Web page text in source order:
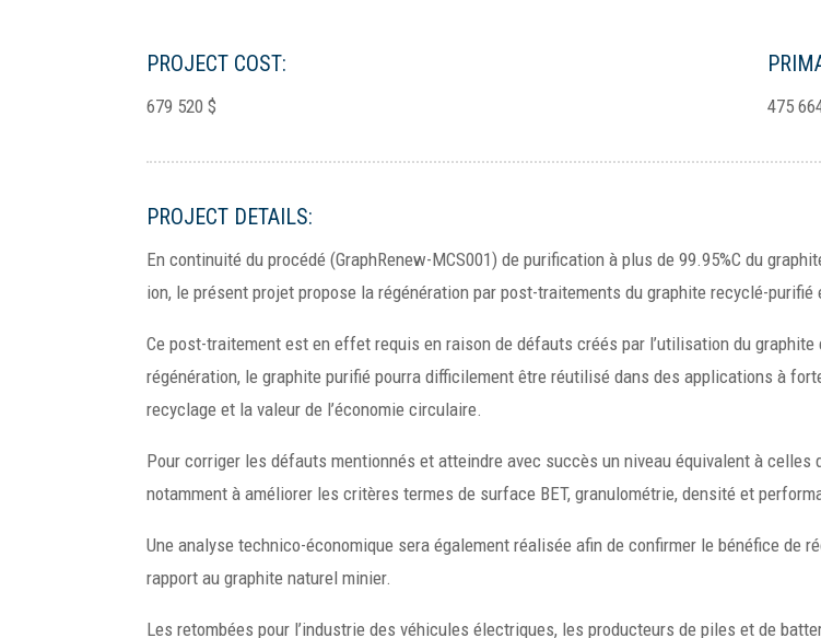
PROJECT COST:
679 520 $ 475
PROJECT DETAILS:
En continuité du procédé (GraphRenew-MCS001) de purification à plus de 99.95%C du
ion, le présent projet propose la régénération par post-traitements du graphite recyclé-
Ce post-traitement est en effet requis en raison de défauts créés par l’utilisation du
régénération, le graphite purifié pourra difficilement être réutilisé dans des applications à
recyclage et la valeur de l’économie circulaire.
Pour corriger les défauts mentionnés et atteindre avec succès un niveau équivalent à
notamment à améliorer les critères termes de surface BET, granulométrie, densité et
Une analyse technico-économique sera également réalisée afin de confirmer le bénéfice de
rapport au graphite naturel minier.
Les retombées pour l’industrie des véhicules électriques, les producteurs de piles et de